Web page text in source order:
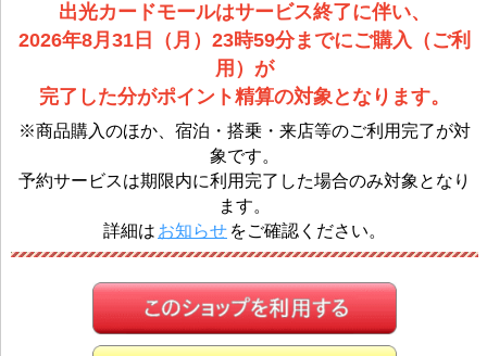
出光カードモールはサービス終了に伴い、
2026年8月31日（月）23時59分までにご購入（ご利
用）が
完了した分がポイント精算の対象となります。
※商品購入のほか、宿泊・搭乗・来店等のご利用完了が対
象です。
予約サービスは期限内に利用完了した場合のみ対象となり
ます。
詳細は お知らせ をご確認ください。